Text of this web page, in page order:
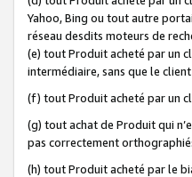
Yahoo, Bing ou tout autre
réseau desdits moteurs de
(e) tout Produit acheté par un
intermédiaire, sans que le
(f) tout Produit acheté par un
(g) tout achat de Produit qui
pas correctement
(h) tout Produit acheté par le